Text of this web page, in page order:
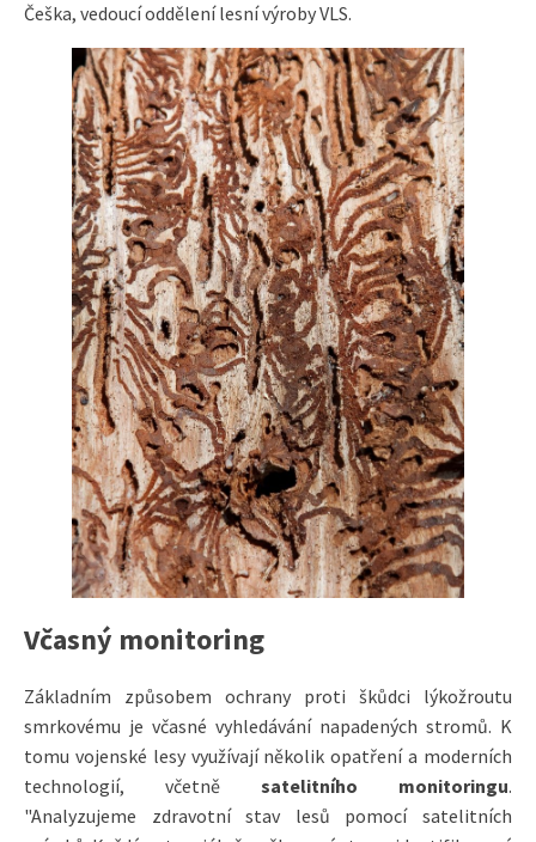
Češka, vedoucí oddělení lesní výroby VLS.
Včasný monitoring
Základním způsobem ochrany proti škůdci lýkožroutu
smrkovému je včasné vyhledávání napadených stromů. K
tomu vojenské lesy využívají několik opatření a moderních
technologií, včetně satelitního monitoringu.
"Analyzujeme zdravotní stav lesů pomocí satelitních